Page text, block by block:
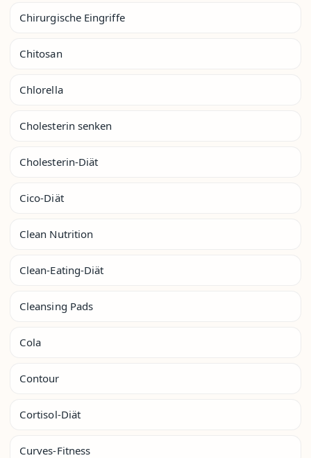
Chirurgische Eingriffe
Chitosan
Chlorella
Cholesterin senken
Cholesterin-Diät
Cico-Diät
Clean Nutrition
Clean-Eating-Diät
Cleansing Pads
Cola
Contour
Cortisol-Diät
Curves-Fitness